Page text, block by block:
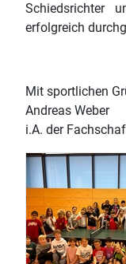
Schiedsrichter
erfolgreich
Mit sportlichen
Andreas Weber
i.A. der